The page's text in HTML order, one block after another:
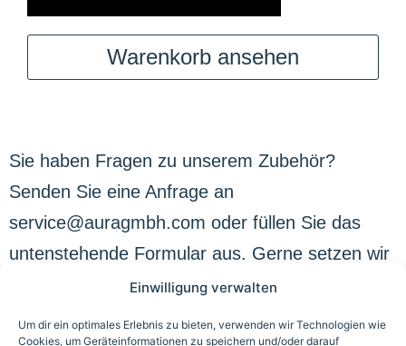
Einwilligung verwalten
Um dir ein optimales Erlebnis zu bieten, verwenden wir Technologien wie
Cookies, um Geräteinformationen zu speichern und/oder darauf
Warenkorb ansehen
Sie haben Fragen zu unserem Zubehör?
Senden Sie eine Anfrage an
service@auragmbh.com oder füllen Sie das
untenstehende Formular aus. Gerne setzen wir
auch Ihre individuellen Wünsche um!